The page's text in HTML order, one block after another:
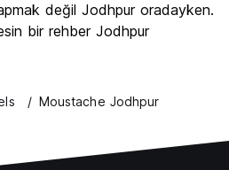
değil Jodhpur oradayken.
bir rehber Jodhpur
Moustache Jodhpur